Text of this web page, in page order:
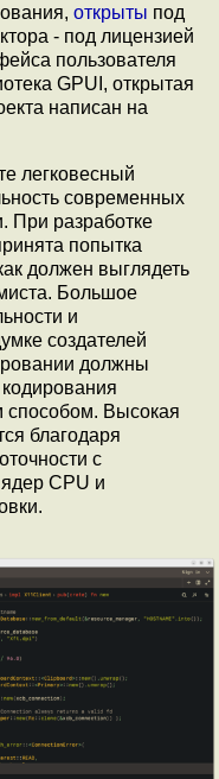
открыты под
- под лицензией
пользователя
GPUI, открытая
написан на
легковесный
современных
При разработке
попытка
должен выглядеть
Большое
и
создателей
должны
Высокая
благодаря
с
CPU и